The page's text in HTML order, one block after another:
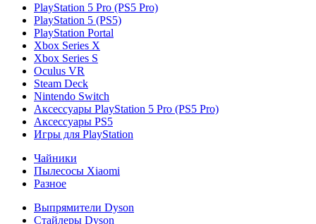
PlayStation 5 Pro (PS5 Pro)
PlayStation 5 (PS5)
PlayStation Portal
Xbox Series X
Xbox Series S
Oculus VR
Steam Deck
Nintendo Switch
Аксессуары PlayStation 5 Pro (PS5 Pro)
Аксессуары PS5
Игры для PlayStation
Чайники
Пылесосы Xiaomi
Разное
Выпрямители Dyson
Стайлеры Dyson